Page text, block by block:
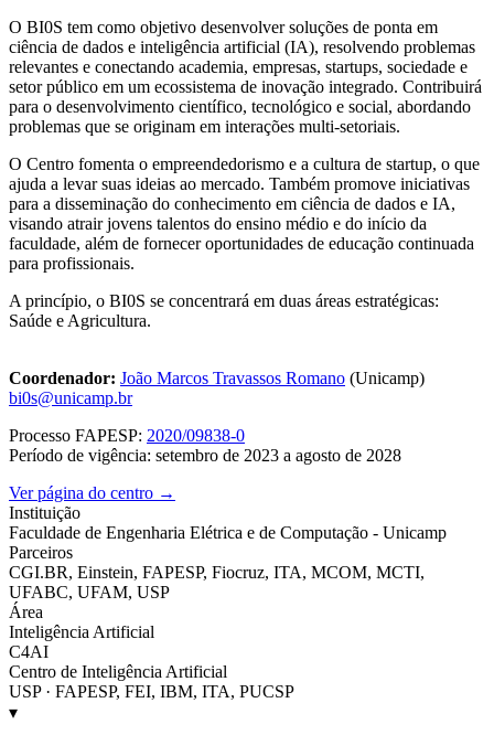
O BI0S tem como objetivo desenvolver soluções de ponta em
ciência de dados e inteligência artificial (IA), resolvendo problemas
relevantes e conectando academia, empresas, startups, sociedade e
setor público em um ecossistema de inovação integrado. Contribuirá
para o desenvolvimento científico, tecnológico e social, abordando
problemas que se originam em interações multi-setoriais.
O Centro fomenta o empreendedorismo e a cultura de startup, o que
ajuda a levar suas ideias ao mercado. Também promove iniciativas
para a disseminação do conhecimento em ciência de dados e IA,
visando atrair jovens talentos do ensino médio e do início da
faculdade, além de fornecer oportunidades de educação continuada
para profissionais.
A princípio, o BI0S se concentrará em duas áreas estratégicas:
Saúde e Agricultura.
Coordenador: João Marcos Travassos Romano (Unicamp)
bi0s@unicamp.br
Processo FAPESP: 2020/09838-0
Período de vigência: setembro de 2023 a agosto de 2028
Ver página do centro →
Instituição
Faculdade de Engenharia Elétrica e de Computação - Unicamp
Parceiros
CGI.BR, Einstein, FAPESP, Fiocruz, ITA, MCOM, MCTI,
UFABC, UFAM, USP
Área
Inteligência Artificial
C4AI
Centro de Inteligência Artificial
USP · FAPESP, FEI, IBM, ITA, PUCSP
▾